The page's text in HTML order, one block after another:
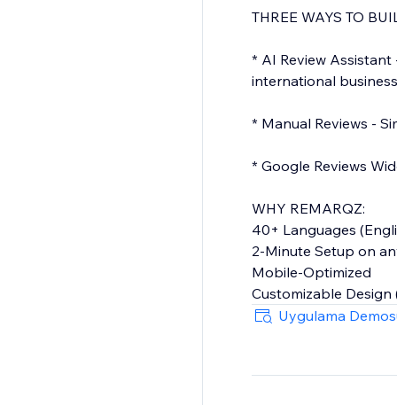
THREE WAYS TO
* AI Review
international
* Manual Reviews -
* Google Reviews
WHY REMARQZ:
40+ Languages
2-Minute Setup on
Mobile-Optimized
Customizable
SEO-Enhanced
• AI Assistant +
Uygulama